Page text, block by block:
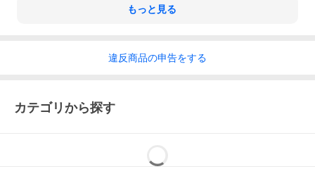
もっと見る
違反商品の申告をする
カテゴリから探す